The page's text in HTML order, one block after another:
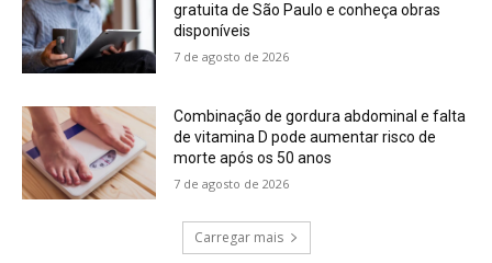
gratuita de São Paulo e conheça obras
disponíveis
7 de agosto de 2026
Combinação de gordura abdominal e falta
de vitamina D pode aumentar risco de
morte após os 50 anos
7 de agosto de 2026
Carregar mais